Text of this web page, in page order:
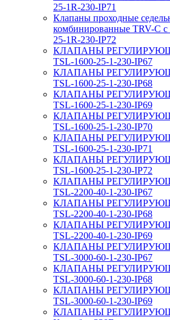
25-1R-230-IP71
Клапаны проходные
комбинированные TRV-С
25-1R-230-IP72
КЛАПАНЫ
TSL-1600-25-1-230-IP67
КЛАПАНЫ
TSL-1600-25-1-230-IP68
КЛАПАНЫ
TSL-1600-25-1-230-IP69
КЛАПАНЫ
TSL-1600-25-1-230-IP70
КЛАПАНЫ
TSL-1600-25-1-230-IP71
КЛАПАНЫ
TSL-1600-25-1-230-IP72
КЛАПАНЫ
TSL-2200-40-1-230-IP67
КЛАПАНЫ
TSL-2200-40-1-230-IP68
КЛАПАНЫ
TSL-2200-40-1-230-IP69
КЛАПАНЫ
TSL-3000-60-1-230-IP67
КЛАПАНЫ
TSL-3000-60-1-230-IP68
КЛАПАНЫ
TSL-3000-60-1-230-IP69
КЛАПАНЫ